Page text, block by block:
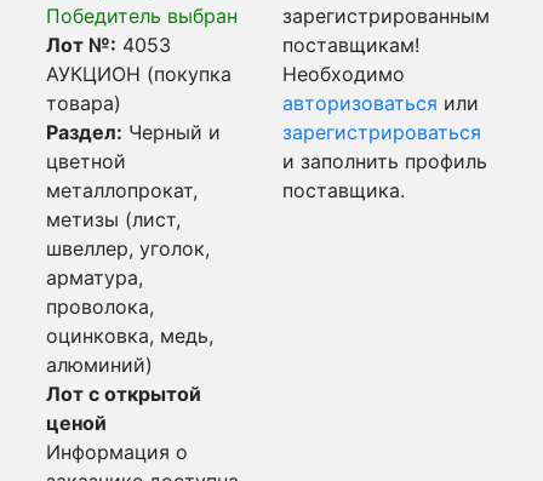
Победитель выбран
Лот №: 4053
АУКЦИОН (покупка
товара)
Раздел: Черный и
цветной
металлопрокат,
метизы (лист,
швеллер, уголок,
арматура,
проволока,
оцинковка, медь,
алюминий)
Лот с открытой
ценой
Информация о
зарегистрированным
поставщикам!
Необходимо
авторизоваться или
зарегистрироваться
и заполнить профиль
поставщика.